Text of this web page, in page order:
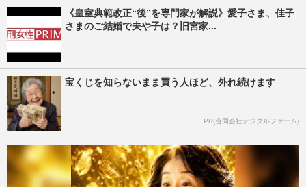
《皇室典範改正“後”を専門家が解説》愛子さま、佳子
さまのご結婚で夫や子は？旧宮家...
宝くじを知らないまま買う人ほど、外れ続けます
PR(合同会社デジタルファーム)